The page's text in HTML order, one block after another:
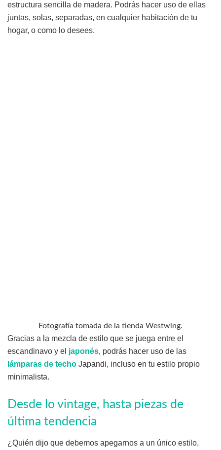
estructura sencilla de madera. Podrás hacer uso de ellas
juntas, solas, separadas, en cualquier habitación de tu
hogar, o como lo desees.
Fotografía tomada de la tienda Westwing.
Gracias a la mezcla de estilo que se juega entre el
escandinavo y el japonés, podrás hacer uso de las
lámparas de techo Japandi, incluso en tu estilo propio
minimalista.
Desde lo vintage, hasta piezas de
última tendencia
¿Quién dijo que debemos apegarnos a un único estilo,